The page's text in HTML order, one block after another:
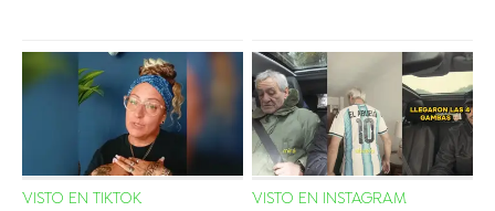
VISTO EN TIKTOK
VISTO EN INSTAGRAM